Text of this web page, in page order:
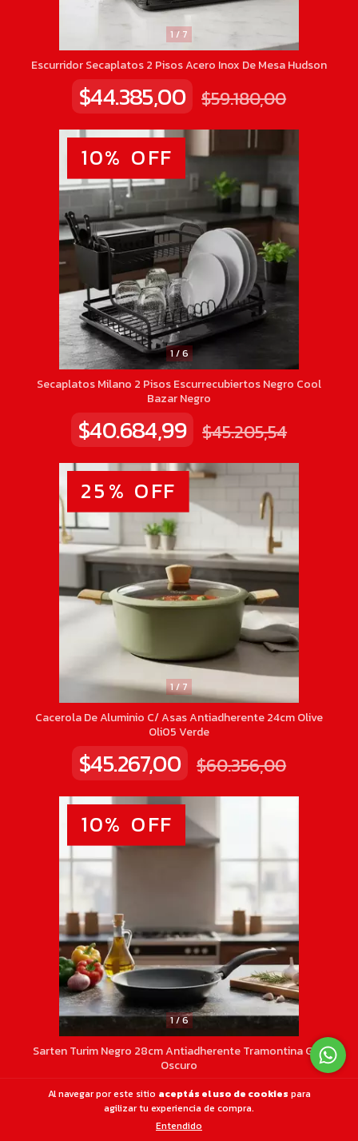
Al navegar por este sitio aceptás el uso de cookies para
agilizar tu experiencia de compra.
Entendido
1 / 7
Escurridor Secaplatos 2 Pisos Acero Inox De Mesa Hudson
$44.385,00 $59.180,00
1/6
10% OFF
Secaplatos Milano 2 Pisos Escurrecubiertos Negro Cool
Bazar Negro
$40.684,99 $45.205,54
1/7
25% OFF
Cacerola De Aluminio C/ Asas Antiadherente 24cm Olive
Oli05 Verde
$45.267,00 $60.356,00
1/6
10% OFF
Sarten Turim Negro 28cm Antiadherente Tramontina Gris
Oscuro
$19.066,17 $21.184,63